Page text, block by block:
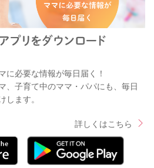
に必要な情報が毎日届く！
、子育て中のママ・パパにも、毎日
します。
詳しくはこちら